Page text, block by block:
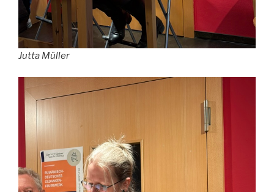
Jutta Müller